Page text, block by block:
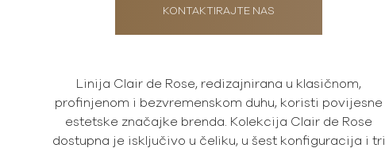
KONTAKTIRAJTE NAS
Linija Clair de Rose, redizajnirana u klasičnom,
profinjenom i bezvremenskom duhu, koristi povijesne
estetske značajke brenda. Kolekcija Clair de Rose
dostupna je isključivo u čeliku, u šest konfiguracija i tri